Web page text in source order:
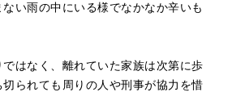
い雨の中にいる様でなかなか辛いも
ではなく、離れていた家族は次第に歩
られても周りの人や刑事が協力を惜